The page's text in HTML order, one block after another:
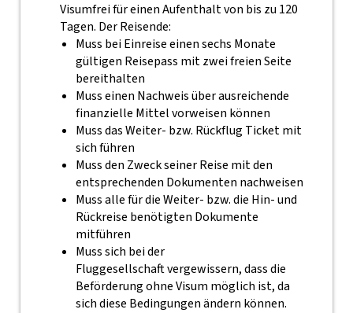
Visumfrei für einen Aufenthalt von bis zu 120
Tagen. Der Reisende:
Muss bei Einreise einen sechs Monate
gültigen Reisepass mit zwei freien Seite
bereithalten
Muss einen Nachweis über ausreichende
finanzielle Mittel vorweisen können
Muss das Weiter- bzw. Rückflug Ticket mit
sich führen
Muss den Zweck seiner Reise mit den
entsprechenden Dokumenten nachweisen
Muss alle für die Weiter- bzw. die Hin- und
Rückreise benötigten Dokumente
mitführen
Muss sich bei der
Fluggesellschaft vergewissern, dass die
Beförderung ohne Visum möglich ist, da
sich diese Bedingungen ändern können.